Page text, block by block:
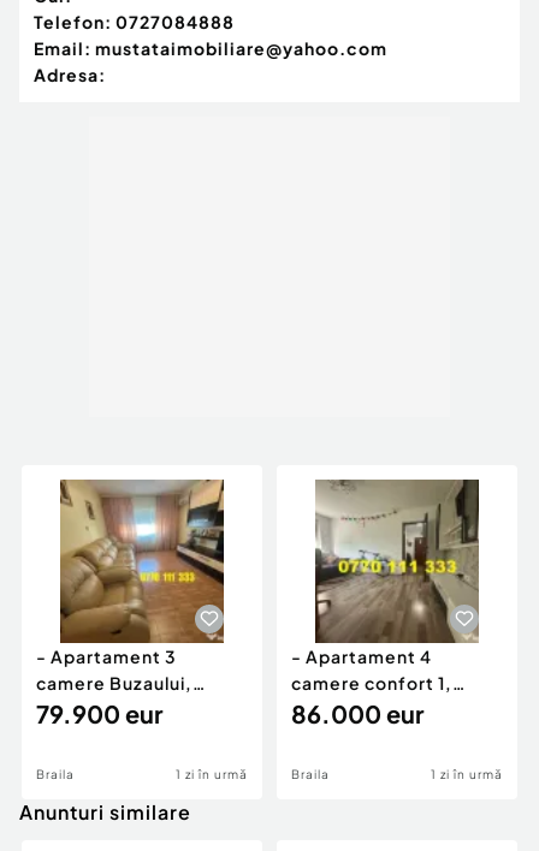
Telefon: 0727084888
Email: mustataimobiliare@yahoo.com
Adresa:
- Apartament 3
camere Buzaului,
suprafata 66mp, etaj 2
79.900 eur
Braila 1 zi în urmă
- Apartament 4
camere confort 1,
Hipodrom, etaj 2.
86.000 eur
Braila 1 zi în urmă
Anunturi similare